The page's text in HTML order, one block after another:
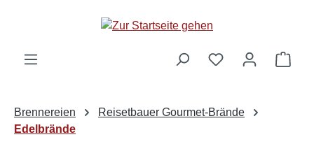
Brennereien
Reisetbauer Gourmet-Brände
Edelbrände